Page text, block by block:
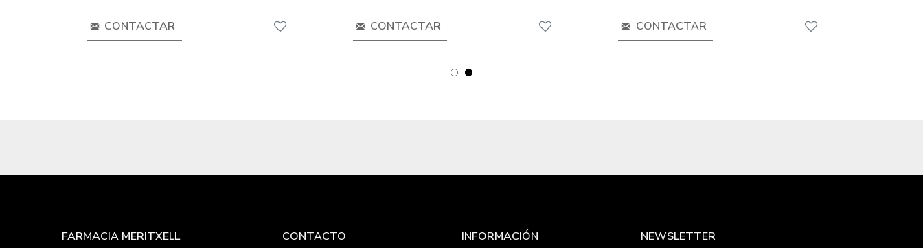
CONTACTAR CONTACTAR CONTACTAR
FARMACIA MERITXELL CONTACTO INFORMACIÓN NEWSLETTER